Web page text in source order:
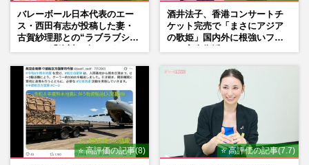
バレーボール日本代表のエー
ス・西田有志が投稿した妻・
古賀紗理那との“ラブラブショ
判殺到の理由
酒井法子、香港コンサートチ
ケット完売で「まさにアジア
の歌姫」国内外に根強いファ
⭐ 高評価の記事(8) ⭐ 高評価の記事(7.7)